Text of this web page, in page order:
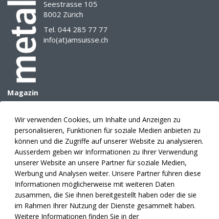
oftmals
eine
positivere
Arbeitseinstellung
den
Tag
legen,
sich
Arbeit
und
Privatleben
dadurch
besser
unter
einen
Hut
bringen
Seestrasse 105
8002 Zürich
Tel. 044 285 77 77
info(at)amsuisse.ch
Magazin
Archiv
Mediadaten
Themenplanung
Anzeigen
Verlag
Abonnement
Fakten
Kontakte
News
Wir verwenden Cookies, um Inhalte und Anzeigen zu
personalisieren, Funktionen für soziale Medien anbieten zu
können und die Zugriffe auf unserer Website zu analysieren.
Ausserdem geben wir Informationen zu Ihrer Verwendung
unserer Website an unsere Partner für soziale Medien,
Werbung und Analysen weiter. Unsere Partner führen diese
Informationen möglicherweise mit weiteren Daten
zusammen, die Sie ihnen bereitgestellt haben oder die sie
im Rahmen Ihrer Nutzung der Dienste gesammelt haben.
Weitere Informationen finden Sie in der